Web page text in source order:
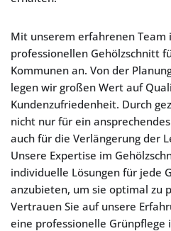
Mit unserem erfahrenen Team
professionellen Gehölzschnitt
Kommunen an. Von der
legen wir großen Wert auf
Kundenzufriedenheit. Durch
nicht nur für ein
auch für die Verlängerung der
Unsere Expertise im
individuelle Lösungen für jede
anzubieten, um sie optimal zu
Vertrauen Sie auf unsere
eine professionelle Grünpflege